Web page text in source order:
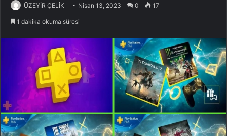
ÜZEYİR ÇELİK Nisan 13, 2023 0 17
1 dakika okuma süresi